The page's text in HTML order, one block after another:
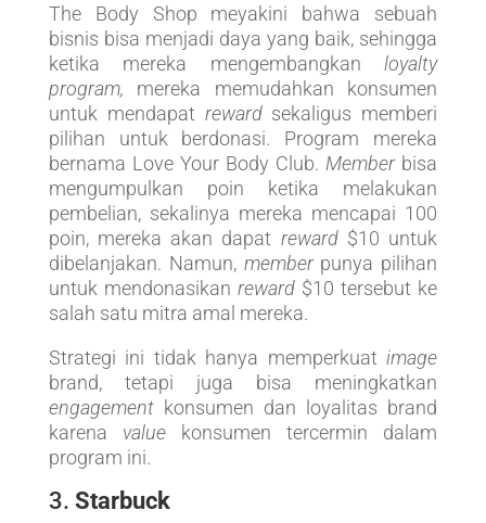
The Body Shop meyakini bahwa sebuah
bisnis bisa menjadi daya yang baik, sehingga
ketika mereka mengembangkanloyalty
program, mereka memudahkan konsumen
untuk mendapat rewardsekaligus memberi
pilihan untuk berdonasi. Program mereka
bernama Love Your Body Club. Memberbisa
mengumpulkan poin ketika melakukan
pembelian, sekalinya mereka mencapai 100
poin, mereka akan dapat reward$10 untuk
dibelanjakan. Namun, memberpunya pilihan
untuk mendonasikan reward$10 tersebut ke
salah satu mitra amal mereka.
Strategi ini tidak hanya memperkuatimage
brand, tetapi juga bisa meningkatkan
engagementkonsumen dan loyalitas brand
karena value konsumen tercermin dalam
program ini.
3. Starbuck